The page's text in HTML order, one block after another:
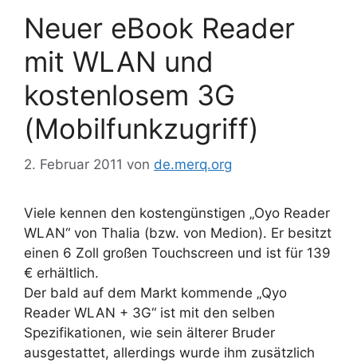
Neuer eBook Reader
mit WLAN und
kostenlosem 3G
(Mobilfunkzugriff)
2. Februar 2011 von de.merq.org
Viele kennen den kostengünstigen „Oyo Reader
WLAN“ von Thalia (bzw. von Medion). Er besitzt
einen 6 Zoll großen Touchscreen und ist für 139
€ erhältlich.
Der bald auf dem Markt kommende „Qyo
Reader WLAN + 3G“ ist mit den selben
Spezifikationen, wie sein älterer Bruder
ausgestattet, allerdings wurde ihm zusätzlich